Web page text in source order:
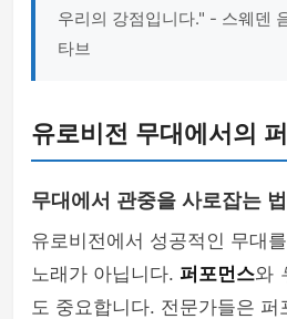
우리의 강점입니다." - 스웨덴
타브
유로비전 무대에서의
무대에서 관중을 사로잡는 법
유로비전에서 성공적인 무대
노래가 아닙니다. 퍼포먼스와
도 중요합니다. 전문가들은